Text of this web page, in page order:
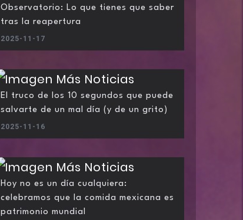
Observatorio: Lo que tienes que saber
tras la reapertura
2025-11-17
El truco de los 10 segundos que puede
salvarte de un mal día (y de un grito)
2025-11-16
Hoy no es un día cualquiera:
celebramos que la comida mexicana es
patrimonio mundial